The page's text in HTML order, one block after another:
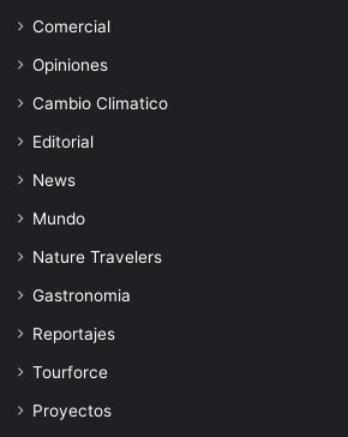
Comercial
Opiniones
Cambio Climatico
Editorial
News
Mundo
Nature Travelers
Gastronomia
Reportajes
Tourforce
Proyectos